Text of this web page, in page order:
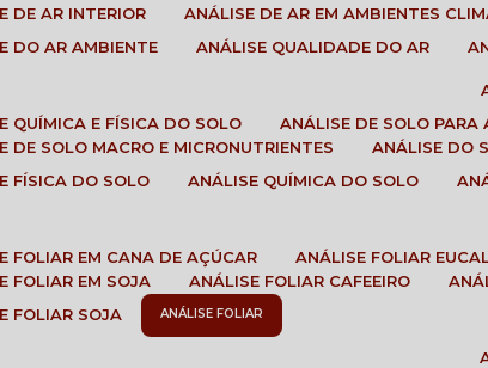
DE AR INTERIOR
ANÁLISE DE AR EM AMBIENTES
DO AR AMBIENTE
ANÁLISE QUALIDADE DO AR
QUÍMICA E FÍSICA DO SOLO
ANÁLISE DE SOLO
DE SOLO MACRO E MICRONUTRIENTES
ANÁLISE DO
FÍSICA DO SOLO
ANÁLISE QUÍMICA DO SOLO
FOLIAR EM CANA DE AÇÚCAR
ANÁLISE FOLIAR
FOLIAR EM SOJA
ANÁLISE FOLIAR CAFEEIRO
FOLIAR SOJA
ANÁLISE FOLIAR